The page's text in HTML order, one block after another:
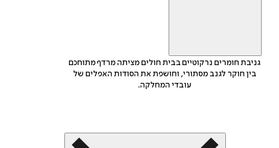
גניבת חומרים נרקוטיים בבית חולים מציתה מרדף מתוחכם
בין חוקר לגנב מסתורי, וחושפת את הסודות האפלים של
עובדי המחלקה.